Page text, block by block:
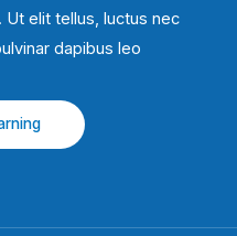
elit tellus, luctus nec
dapibus leo.​